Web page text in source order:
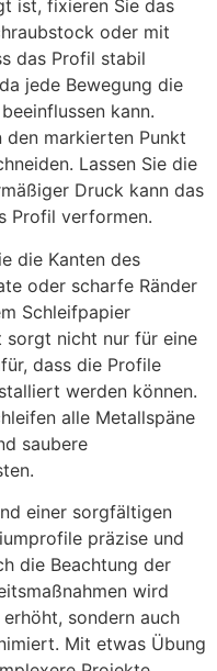
ist, fixieren Sie das
oder mit
das Profil stabil
jede Bewegung die
kann.
den markierten Punkt
Lassen Sie die
Druck kann das
Profil verformen.
die Kanten des
oder scharfe Ränder
Schleifpapier
nicht nur für eine
dass die Profile
werden können.
alle Metallspäne
saubere
einer sorgfältigen
präzise und
die Beachtung der
wird
sondern auch
Mit etwas Übung